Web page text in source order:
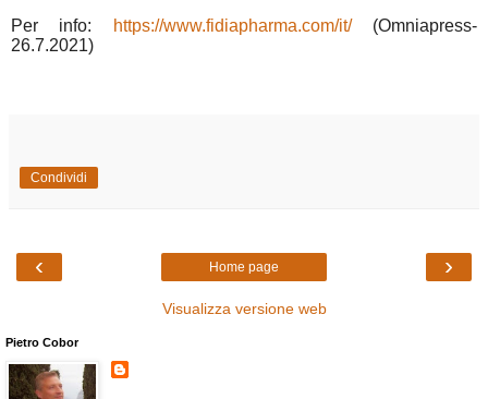
Per info:
https://www.fidiapharma.com/it/(Omniapress-
26.7.2021)
Condividi
‹ ›
Home page
Visualizza versione web
Pietro Cobor